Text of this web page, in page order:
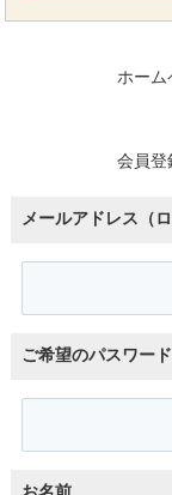
ホーム
会員登
メールアドレス（ロ
ご希望のパスワード